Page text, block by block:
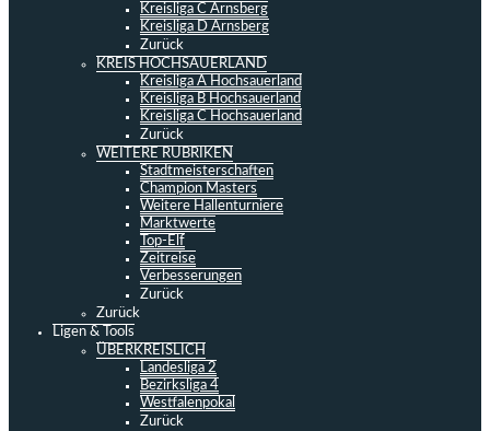
Kreisliga C Arnsberg
Kreisliga D Arnsberg
Zurück
KREIS HOCHSAUERLAND
Kreisliga A Hochsauerland
Kreisliga B Hochsauerland
Kreisliga C Hochsauerland
Zurück
WEITERE RUBRIKEN
Stadtmeisterschaften
Champion Masters
Weitere Hallenturniere
Marktwerte
Top-Elf
Zeitreise
Verbesserungen
Zurück
Zurück
Ligen & Tools
ÜBERKREISLICH
Landesliga 2
Bezirksliga 4
Westfalenpokal
Zurück